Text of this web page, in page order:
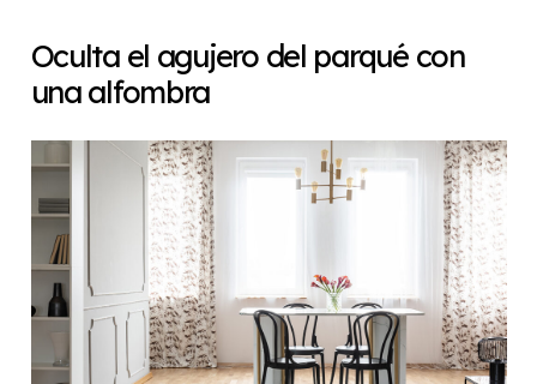
Oculta el agujero del parqué con
una alfombra